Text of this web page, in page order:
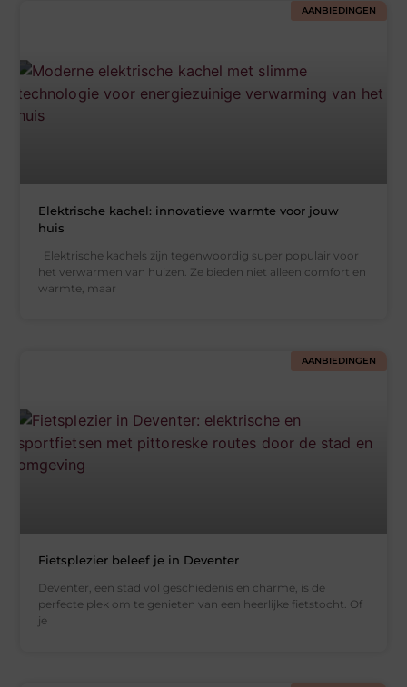
AANBIEDINGEN
Elektrische kachel: innovatieve warmte voor jouw
huis
Elektrische kachels zijn tegenwoordig super populair voor
het verwarmen van huizen. Ze bieden niet alleen comfort en
warmte, maar
AANBIEDINGEN
Fietsplezier beleef je in Deventer
Deventer, een stad vol geschiedenis en charme, is de
perfecte plek om te genieten van een heerlijke fietstocht. Of
je